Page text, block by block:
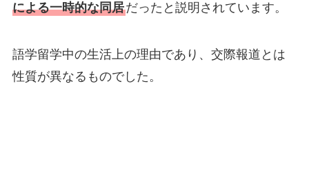
による一時的な同居だったと説明されています。
語学留学中の生活上の理由であり、交際報道とは
性質が異なるものでした。